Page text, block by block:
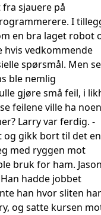
sjauere på
I
en bra laget robot
hvis vedkommende
spørsmål. Men
ble nemlig
gjøre små feil, i
feilene ville ha noen
Larry var ferdig. -
og gikk bort til det
med ryggen mot
bruk for ham.
hadde jobbet
han hvor sliten
og satte kursen